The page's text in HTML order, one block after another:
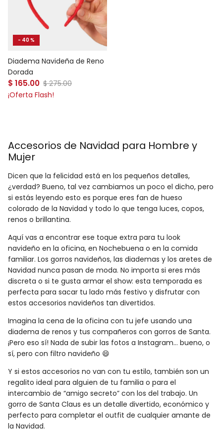
- 40 %
Diadema Navideña de Reno
Dorada
Precio de venta
$ 165.00 Precio normal
$ 275.00
¡Oferta Flash!
Accesorios de Navidad para Hombre y
Mujer
Dicen que la felicidad está en los pequeños detalles,
¿verdad? Bueno, tal vez cambiamos un poco el dicho, pero
si estás leyendo esto es porque eres fan de hueso
colorado de la Navidad y todo lo que tenga luces, copos,
renos o brillantina.
Aquí vas a encontrar ese toque extra para tu look
navideño en la oficina, en Nochebuena o en la comida
familiar. Los gorros navideños, las diademas y los aretes de
Navidad nunca pasan de moda. No importa si eres más
discreta o si te gusta armar el show: esta temporada es
perfecta para sacar tu lado más festivo y disfrutar con
estos accesorios navideños tan divertidos.
Imagina la cena de la oficina con tu jefe usando una
diadema de renos y tus compañeros con gorros de Santa.
¡Pero eso sí! Nada de subir las fotos a Instagram… bueno, o
sí, pero con filtro navideño 😄
Y si estos accesorios no van con tu estilo, también son un
regalito ideal para alguien de tu familia o para el
intercambio de “amigo secreto” con los del trabajo. Un
gorro de Santa Claus es un detalle divertido, económico y
perfecto para completar el outfit de cualquier amante de
la Navidad.